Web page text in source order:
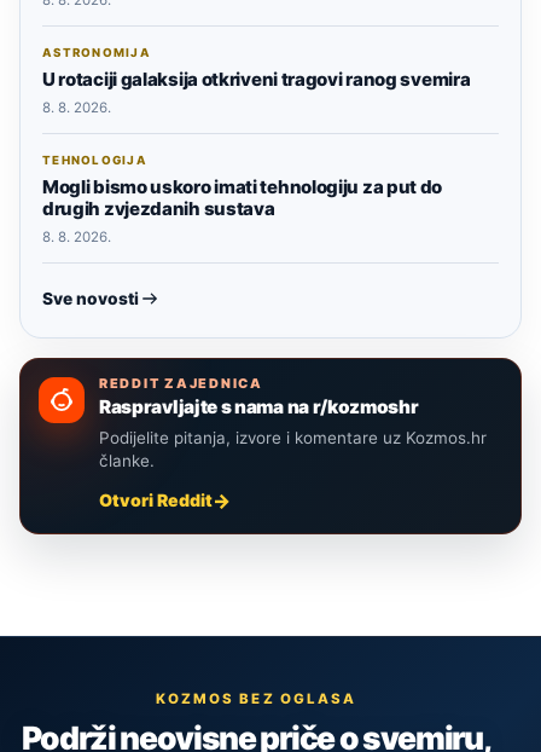
ASTRONOMIJA
U rotaciji galaksija otkriveni tragovi ranog svemira
8. 8. 2026.
TEHNOLOGIJA
Mogli bismo uskoro imati tehnologiju za put do
drugih zvjezdanih sustava
8. 8. 2026.
Sve novosti
REDDIT ZAJEDNICA
Raspravljajte s nama na r/kozmoshr
Podijelite pitanja, izvore i komentare uz Kozmos.hr
članke.
Otvori Reddit
KOZMOS BEZ OGLASA
Podrži neovisne priče o svemiru,